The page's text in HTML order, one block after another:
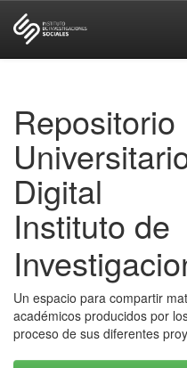
Repositorio
Digital
Instituto de
Un espacio para compartir
académicos producidos por
proceso de sus diferentes